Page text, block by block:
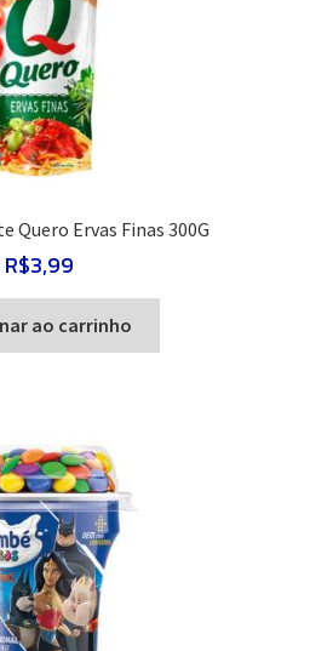
Quero Ervas Finas 300G
R$3,99
ao carrinho